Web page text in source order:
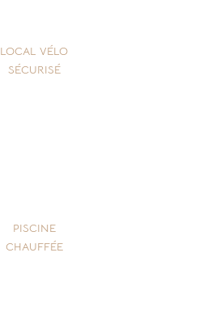
LOCAL VÉLO
SÉCURISÉ
PISCINE
CHAUFFÉE